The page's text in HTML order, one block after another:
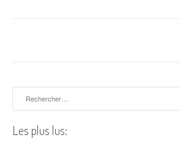
Les plus lus: